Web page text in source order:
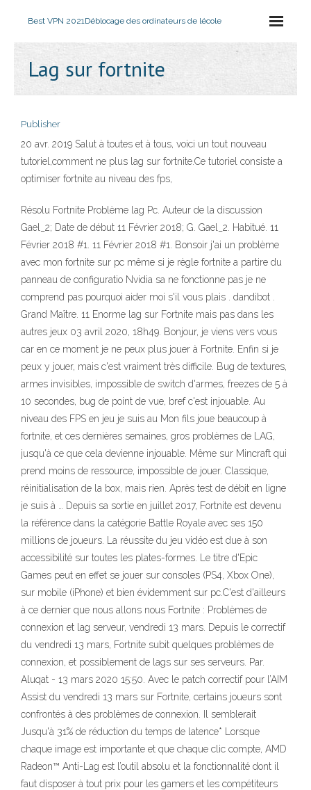
Best VPN 2021Déblocage des ordinateurs de lécole
Lag sur fortnite
Publisher
20 avr. 2019 Salut à toutes et à tous, voici un tout nouveau
tutoriel,comment ne plus lag sur fortnite.Ce tutoriel consiste a
optimiser fortnite au niveau des fps,
Résolu Fortnite Problème lag Pc. Auteur de la discussion
Gael_2; Date de début 11 Février 2018; G. Gael_2. Habitué. 11
Février 2018 #1. 11 Février 2018 #1. Bonsoir j'ai un problème
avec mon fortnite sur pc même si je règle fortnite a partire du
panneau de configuratio Nvidia sa ne fonctionne pas je ne
comprend pas pourquoi aider moi s'il vous plais . dandibot .
Grand Maître. 11 Enorme lag sur Fortnite mais pas dans les
autres jeux 03 avril 2020, 18h49. Bonjour, je viens vers vous
car en ce moment je ne peux plus jouer à Fortnite. Enfin si je
peux y jouer, mais c'est vraiment très difficile. Bug de textures,
armes invisibles, impossible de switch d'armes, freezes de 5 à
10 secondes, bug de point de vue, bref c'est injouable. Au
niveau des FPS en jeu je suis au Mon fils joue beaucoup à
fortnite, et ces dernières semaines, gros problèmes de LAG,
jusqu'à ce que cela devienne injouable. Même sur Mincraft qui
prend moins de ressource, impossible de jouer. Classique,
réinitialisation de la box, mais rien. Après test de débit en ligne
je suis à … Depuis sa sortie en juillet 2017, Fortnite est devenu
la référence dans la catégorie Battle Royale avec ses 150
millions de joueurs. La réussite du jeu vidéo est due à son
accessibilité sur toutes les plates-formes. Le titre d'Epic
Games peut en effet se jouer sur consoles (PS4, Xbox One),
sur mobile (iPhone) et bien évidemment sur pc.C'est d'ailleurs
à ce dernier que nous allons nous Fortnite : Problèmes de
connexion et lag serveur, vendredi 13 mars. Depuis le correctif
du vendredi 13 mars, Fortnite subit quelques problèmes de
connexion, et possiblement de lags sur ses serveurs. Par.
Aluqat - 13 mars 2020 15:50. Avec le patch correctif pour l’AIM
Assist du vendredi 13 mars sur Fortnite, certains joueurs sont
confrontés à des problèmes de connexion. Il semblerait
Jusqu'à 31% de réduction du temps de latence* Lorsque
chaque image est importante et que chaque clic compte, AMD
Radeon™ Anti-Lag est l’outil absolu et la fonctionnalité dont il
faut disposer à tout prix pour les gamers et les compétiteurs